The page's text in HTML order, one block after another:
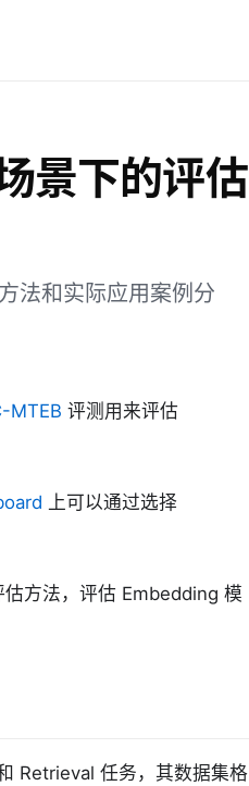
景下的评估
法和实际应用案例分
MTEB 评测用来评估
上可以通过选择
方法，评估 Embedding 模
Retrieval 任务，其数据集格